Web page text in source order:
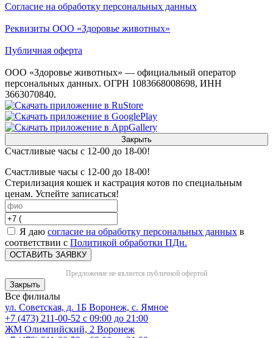
Согласие на обработку персональных данных
Реквизиты ООО «Здоровье животных»
Публичная оферта
ООО «Здоровье животных» — официальный оператор
персональных данных. ОГРН 1083668008698, ИНН
3663070840.
Закрыть
Счастливые часы с 12-00 до 18-00!
Счастливые часы с 12-00 до 18-00!
Стерилизация кошек и кастрация котов по специальным
ценам. Успейте записаться!
Я даю согласие на обработку персональных данных в
соответствии с Политикой обработки ПДн.
ОСТАВИТЬ ЗАЯВКУ
Предложение не является публичной офертой
Закрыть
Все филиалы
ул. Советская, д. 1Б Воронеж, с. Ямное
+7 (473) 211-00-52 с 09:00 до 21:00
ЖМ Олимпийский, 2 Воронеж